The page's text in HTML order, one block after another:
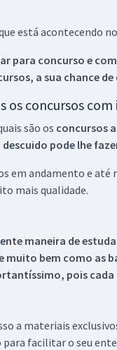
está acontecendo
para concurso e
a sua chance
os concursos
são os concursos
pode lhe
em andamento e
mais qualidade.
maneira de
muito bem como as
pois
a materiais
para facilitar o seu